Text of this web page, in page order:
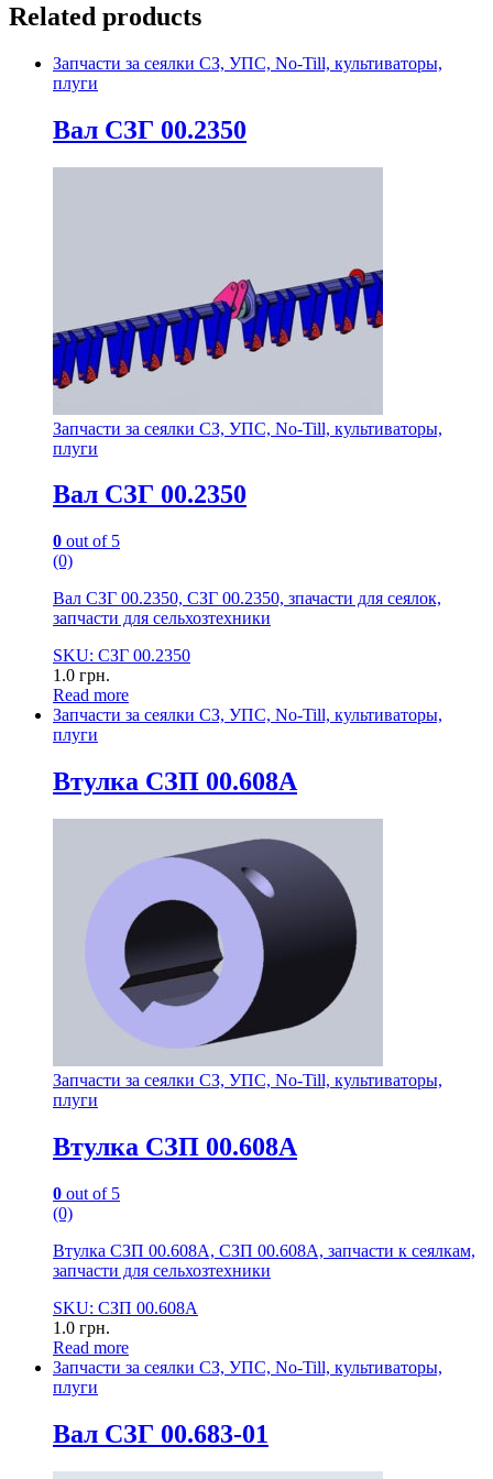
Related products
Запчасти за сеялки СЗ, УПС, No-Till, культиваторы,
плуги
Вал СЗГ 00.2350
Запчасти за сеялки СЗ, УПС, No-Till, культиваторы,
плуги
Вал СЗГ 00.2350
0 out of 5
(0)
Вал СЗГ 00.2350, СЗГ 00.2350, зпачасти для сеялок,
запчасти для сельхозтехники
SKU: СЗГ 00.2350
1.0 грн.
Read more
Запчасти за сеялки СЗ, УПС, No-Till, культиваторы,
плуги
Втулка СЗП 00.608А
Запчасти за сеялки СЗ, УПС, No-Till, культиваторы,
плуги
Втулка СЗП 00.608А
0 out of 5
(0)
Втулка СЗП 00.608А, СЗП 00.608А, запчасти к сеялкам,
запчасти для сельхозтехники
SKU: СЗП 00.608А
1.0 грн.
Read more
Запчасти за сеялки СЗ, УПС, No-Till, культиваторы,
плуги
Вал СЗГ 00.683-01